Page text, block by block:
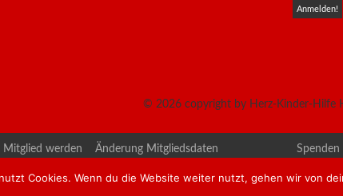
© 2026 copyright by Herz-Kinder-Hilfe
Mitglied werden Änderung Mitgliedsdaten
UKE & UHZ Kinderkardiologen Kontakt
Cookies. Wenn du die Website weiter nutzt, gehen wir von